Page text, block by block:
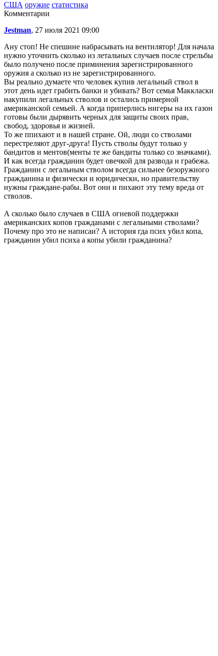
США оружие статистика
Комментарии
Jestman, 27 июля 2021 09:00
Ану стоп! Не спешине набрасывать на вентилятор! Для начала
нужно уточнить сколько из летальных случаев после стрельбы
было получено после приминения зарегистрированного
оружия а сколько из не зарегистрированного.
Вы реально думаете что человек купив легальный ствол в
этот день идет грабить банки и убивать? Вот семья Маккласки
накупили легальных стволов и остались примерной
американской семьей. А когда приперлись нигеры на их газон
готовы были дырявить черных для защиты своих прав,
свобод, здоровья и жизней.
То же ппихают и в нашей стране. Ой, люди со стволами
перестреляют друг-друга! Пусть стволы будут только у
бандитов и ментов(менты те же бандиты только со значками).
И как всегда гражданин будет овечкой для развода и грабежа.
Гражданин с легальным стволом всегда сильнее безоружного
гражданина и физически и юридически, но правительству
нужны граждане-рабы. Вот они и пихают эту тему вреда от
стволов.
А сколько было случаев в США огневой поддержки
американских копов гражданами с легальными стволами?
Почему про это не написаи? А история гда псих убил копа,
гражданин убил психа а копы убили гражданина?